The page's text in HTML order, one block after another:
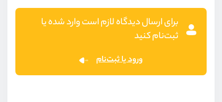
برای ارسال دیدگاه لازم است وارد شده یا
ثبت‌نام کنید
ورود یا ثبت‌نام